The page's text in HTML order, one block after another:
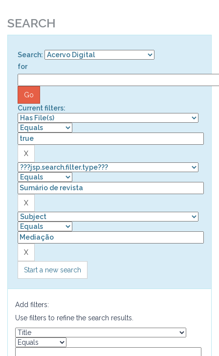
SEARCH
Search:
for
Current filters:
Start a new search
Add filters:
Use filters to refine the search results.